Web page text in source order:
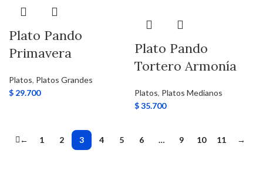
Plato Pando
Primavera
Platos, Platos Grandes
$ 29.700
Plato Pando
Tortero Armonía
Platos, Platos Medianos
$35.700
← 1 2 3 4 5 6 … 9 10 11 →